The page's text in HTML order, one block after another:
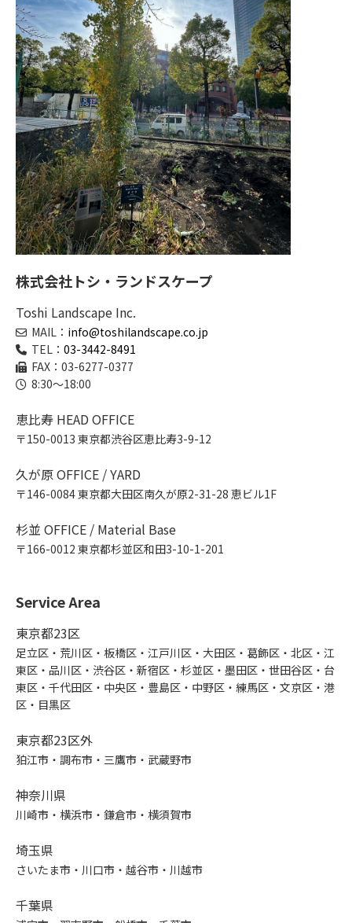
株式会社トシ・ランドスケープ
Toshi Landscape Inc.
MAIL： info@toshilandscape.co.jp
TEL： 03-3442-8491
FAX：03-6277-0377
8:30～18:00
恵比寿 HEAD OFFICE
〒150-0013 東京都渋谷区恵比寿3-9-12
久が原 OFFICE / YARD
〒146-0084 東京都大田区南久が原2-31-28 恵ビル1F
杉並 OFFICE / Material Base
〒166-0012 東京都杉並区和田3-10-1-201
Service Area
東京都23区
足立区・荒川区・板橋区・江戸川区・大田区・葛飾区・北区・江
東区・品川区・渋谷区・新宿区・杉並区・墨田区・世田谷区・台
東区・千代田区・中央区・豊島区・中野区・練馬区・文京区・港
区・目黒区
東京都23区外
狛江市・調布市・三鷹市・武蔵野市
神奈川県
川崎市・横浜市・鎌倉市・横須賀市
埼玉県
さいたま市・川口市・越谷市・川越市
千葉県